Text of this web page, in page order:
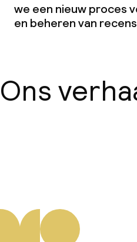
we een nieuw proces
en beheren van
Ons